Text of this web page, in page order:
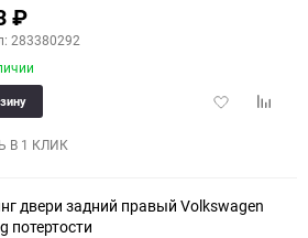
₽
283380292
Добавить
В 1 КЛИК
двери задний правый Volkswagen
потертости